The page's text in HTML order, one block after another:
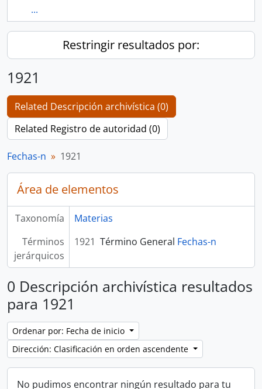
...
Restringir resultados por:
1921
Related Descripción archivística (0)
Related Registro de autoridad (0)
Fechas-n 1921
Área de elementos
Taxonomía
Materias
Términos
jerárquicos
1921 Término General Fechas-n
0 Descripción archivística resultados
para 1921
Ordenar por: Fecha de inicio
Dirección: Clasificación en orden ascendente
No pudimos encontrar ningún resultado para tu